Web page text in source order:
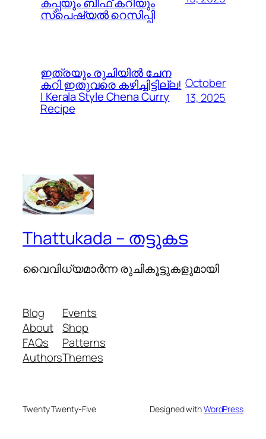
കപ്പയും ബീഫ് കറിയും
സ്പെഷ്യൽ റെസിപ്പി
ഇത്രയും രുചിയിൽ ചേന
കറി ഇതുവരെ കഴിച്ചിട്ടില്ല!
| Kerala Style Chena Curry
Recipe
October
13, 2025
Thattukada – തട്ടുകട
വൈവിധ്യമാര്‍ന്ന രുചികൂട്ടുകളുമായി
Blog
About
FAQs
Authors
Events
Shop
Patterns
Themes
Twenty Twenty-Five Designed withWordPress